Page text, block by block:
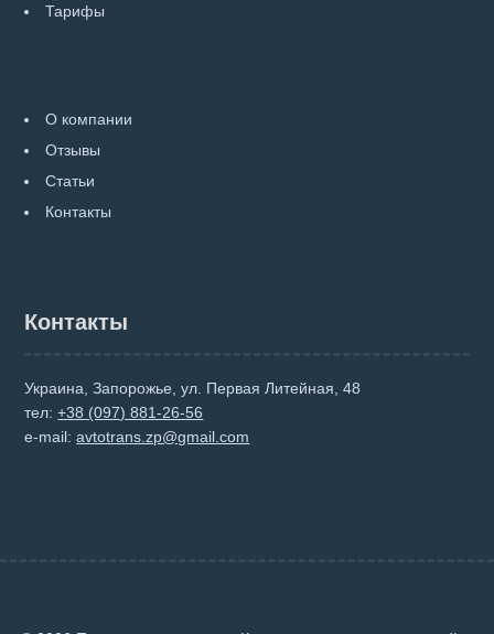
Тарифы
О компании
Отзывы
Статьи
Контакты
Контакты
Украина, Запорожье, ул. Первая Литейная, 48
тел:+38 (097) 881-26-56
e-mail:avtotrans.zp@gmail.com